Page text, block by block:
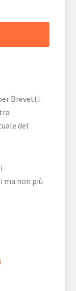
Brevetti .
del
ma non più